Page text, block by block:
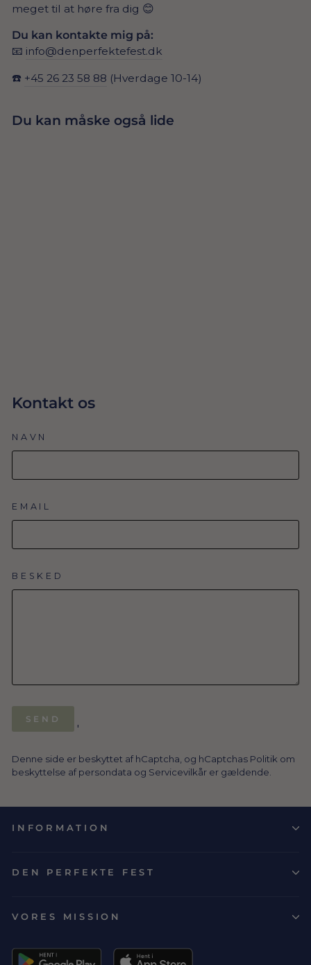
meget til at høre fra dig 😊
Du kan kontakte mig på:
📧 info@denperfektefest.dk
☎️ +45 26 23 58 88 (Hverdage 10-14)
Du kan måske også lide
Kontakt os
NAVN
EMAIL
BESKED
SEND
'
Denne side er beskyttet af hCaptcha, og hCaptchas Politik om
beskyttelse af persondata og Servicevilkår er gældende.
INFORMATION
DEN PERFEKTE FEST
VORES MISSION